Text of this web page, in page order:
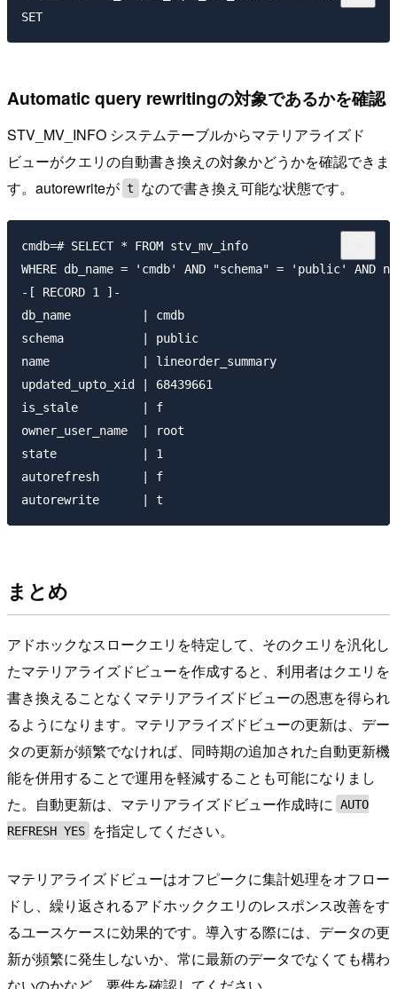
Automatic query rewritingの対象であるかを確認
STV_MV_INFO システムテーブルからマテリアライズド
ビューがクエリの自動書き換えの対象かどうかを確認できま
す。autorewriteが t なので書き換え可能な状態です。
cmdb=# SELECT * FROM stv_mv_info
WHERE db_name = 'cmdb' AND "schema" = 'public' AND
-[ RECORD 1 ]-
db_name          | cmdb
schema           | public
name             | lineorder_summary
updated_upto_xid | 68439661
is_stale         | f
owner_user_name  | root
state            | 1
autorefresh      | f
まとめ
アドホックなスロークエリを特定して、そのクエリを汎化し
たマテリアライズドビューを作成すると、利用者はクエリを
書き換えることなくマテリアライズドビューの恩恵を得られ
るようになります。マテリアライズドビューの更新は、デー
タの更新が頻繁でなければ、同時期の追加された自動更新機
能を併用することで運用を軽減することも可能になりまし
た。自動更新は、マテリアライズドビュー作成時に AUTO
REFRESH YES
を指定してください。
マテリアライズドビューはオフピークに集計処理をオフロー
ドし、繰り返されるアドホッククエリのレスポンス改善をす
るユースケースに効果的です。導入する際には、データの更
新が頻繁に発生しないか、常に最新のデータでなくても構わ
ないのかなど、要件を確認してください。